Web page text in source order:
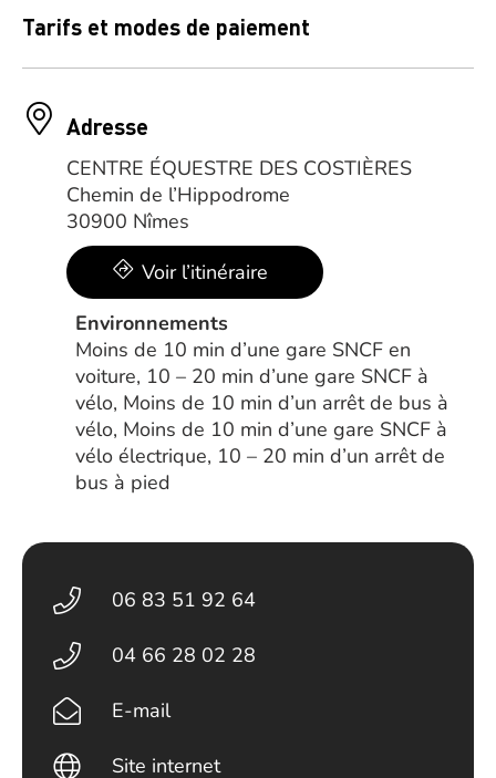
Tarifs et modes de paiement
Adresse
CENTRE ÉQUESTRE DES COSTIÈRES
Chemin de l’Hippodrome
30900 Nîmes
Voir l’itinéraire
Environnements
Moins de 10 min d’une gare SNCF en
voiture, 10 – 20 min d’une gare SNCF à
vélo, Moins de 10 min d’un arrêt de bus à
vélo, Moins de 10 min d’une gare SNCF à
vélo électrique, 10 – 20 min d’un arrêt de
bus à pied
06 83 51 92 64
04 66 28 02 28
E-mail
Site internet